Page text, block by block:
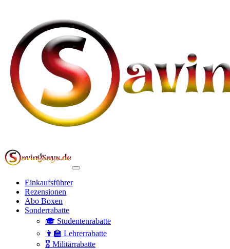
Einkaufsführer
Rezensionen
Abo Boxen
Sonderrabatte
🎓 Studentenrabatte
👩‍🏫 Lehrerrabatte
🎖️ Militärrabatte